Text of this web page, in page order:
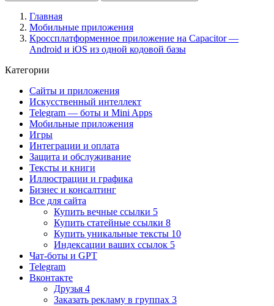
Главная
Мобильные приложения
Кроссплатформенное приложение на Capacitor —
Android и iOS из одной кодовой базы
Категории
Сайты и приложения
Искусственный интеллект
Telegram — боты и Mini Apps
Мобильные приложения
Игры
Интеграции и оплата
Защита и обслуживание
Тексты и книги
Иллюстрации и графика
Бизнес и консалтинг
Все для сайта
Купить вечные ссылки 5
Купить статейные ссылки 8
Купить уникальные тексты 10
Индексации ваших ссылок 5
Чат-боты и GPT
Telegram
Вконтакте
Друзья 4
Заказать рекламу в группах 3